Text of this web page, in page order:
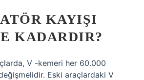
KAYIŞI
KADARDIR?
V -kemeri her 60.000
Eski araçlardaki V